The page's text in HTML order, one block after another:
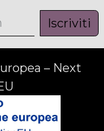
Iscriviti
– Next